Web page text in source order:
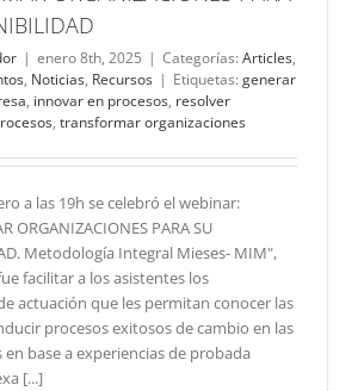
| enero 8th, 2025 | Categorías: Articles,
, Noticias, Recursos | Etiquetas: generar
, innovar en procesos, resolver
, transformar organizaciones
a las 19h se celebró el webinar:
ORGANIZACIONES PARA SU
Metodología Integral Mieses- MIM",
facilitar a los asistentes los
actuación que les permitan conocer las
procesos exitosos de cambio en las
base a experiencias de probada
[...]